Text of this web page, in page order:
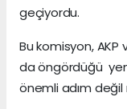
geçiyordu.
Bu komisyon, AKP
da öngördüğü
önemli adım değil